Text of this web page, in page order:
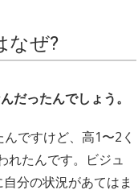
なぜ?
だったんでしょう。
ですけど、高1〜2く
れたんです。ビジュ
分の状況があてはま